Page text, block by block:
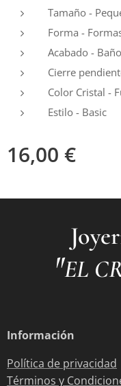
Tamaño -
Forma -
Acabado -
Cierre
Color Cristal -
Estilo - Basic
16,00 €
"EL
Información
Política de privacidad
Términos y